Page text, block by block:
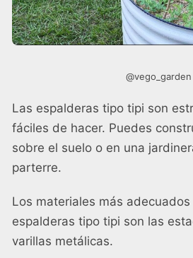
@vego_garden
Las espalderas tipo tipi son
fáciles de hacer. Puedes
sobre el suelo o en una
parterre.
Los materiales más adecuados
espalderas tipo tipi son las
varillas metálicas.